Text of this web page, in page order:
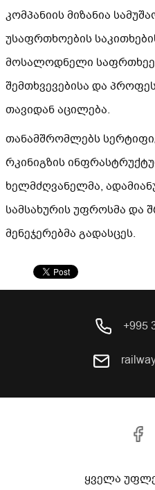
კომპანიის მიზანია
უსაფრთხოების
მოსალოდნელი
შემთხვევებისა და
თავიდან აცილება.
თანამშრომლებს
რკინიგზის
ხელმძღვანელმა,
სამსახურის უფროსმა და
მენეჯერებმა გადასცეს.
+995
ყველა